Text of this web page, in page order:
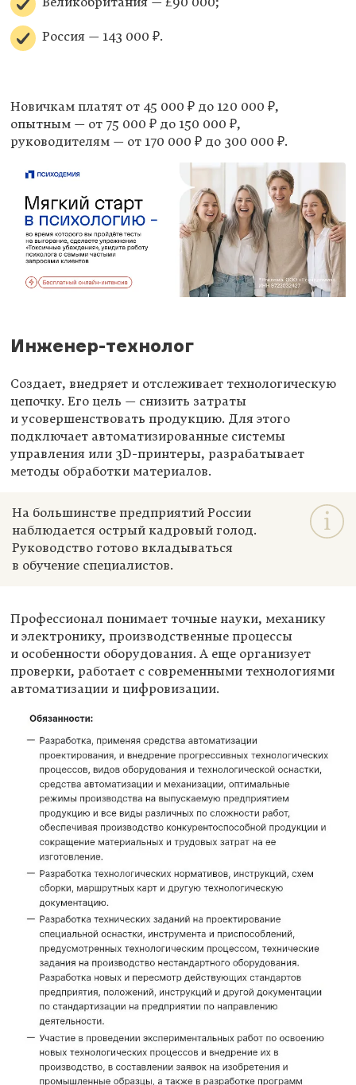
Россия — 143 000 ₽.
Новичкам платят от 45 000 ₽ до 120 000 ₽,
опытным — от 75 000 ₽ до 150 000 ₽,
руководителям — от 170 000 ₽ до 300 000 ₽.
Инженер-технолог
Создает, внедряет и отслеживает технологическую
цепочку. Его цель — снизить затраты
и усовершенствовать продукцию. Для этого
подключает автоматизированные системы
управления или 3D-принтеры, разрабатывает
методы обработки материалов.
На большинстве предприятий России
наблюдается острый кадровый голод.
Руководство готово вкладываться
в обучение специалистов.
Профессионал понимает точные науки, механику
и электронику, производственные процессы
и особенности оборудования. А еще организует
проверки, работает с современными технологиями
автоматизации и цифровизации.